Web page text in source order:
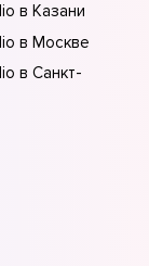
в Казани
в Москве
в Санкт-